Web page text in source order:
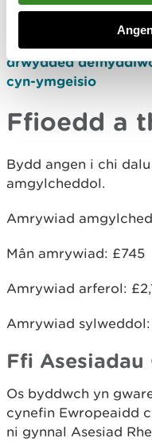
Newid eich
Os bydd angen
drwydded
cyn-ymgeisio
Ffioedd a
Bydd angen i chi
amgylcheddol.
Amrywiad
Mân amrywiad: £745
Amrywiad arferol:
Amrywiad sylweddol:
Ffi
Os byddwch yn
cynefin Ewropeaidd
ni gynnal Asesiad